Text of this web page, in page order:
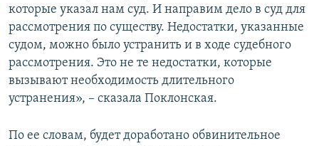
которые указал нам суд. И направим дело в суд для
рассмотрения по существу. Недостатки, указанные
судом, можно было устранить и в ходе судебного
рассмотрения. Это не те недостатки, которые
вызывают необходимость длительного
устранения», – сказала Поклонская.
По ее словам, будет доработано обвинительное